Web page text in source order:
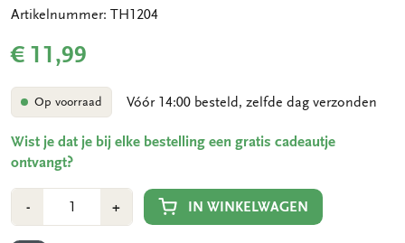
Artikelnummer: TH1204
€ 11,99
Op voorraad Vóór 14:00 besteld, zelfde dag verzonden
Wist je dat je bij elke bestelling een gratis cadeautje
ontvangt?
-Min
1
+Plus
1
IN WINKELWAGEN